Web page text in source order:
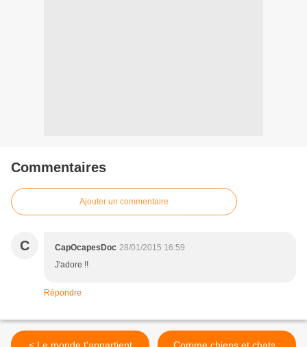
Commentaires
Ajouter un commentaire
C CapOcapesDoc 28/01/2015 16:59
J'adore !!
Répondre